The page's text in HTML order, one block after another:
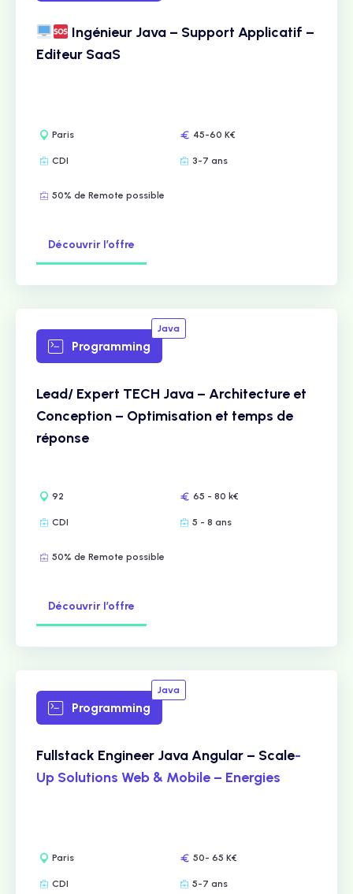
Ingénieur Java – Support Applicatif –
Editeur SaaS
Paris 45-60 K€
CDI 3-7 ans
50% de Remote possible
Découvrir l’offre
Programming
Java
Lead/ Expert TECH Java – Architecture et
Conception – Optimisation et temps de
réponse
92 65 - 80 k€
CDI 5 - 8 ans
50% de Remote possible
Découvrir l’offre
Programming
Java
Fullstack Engineer Java Angular – Scale-
Up Solutions Web & Mobile – Energies
Paris 50- 65 K€
CDI 5-7 ans